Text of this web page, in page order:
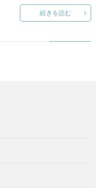
続きを読む